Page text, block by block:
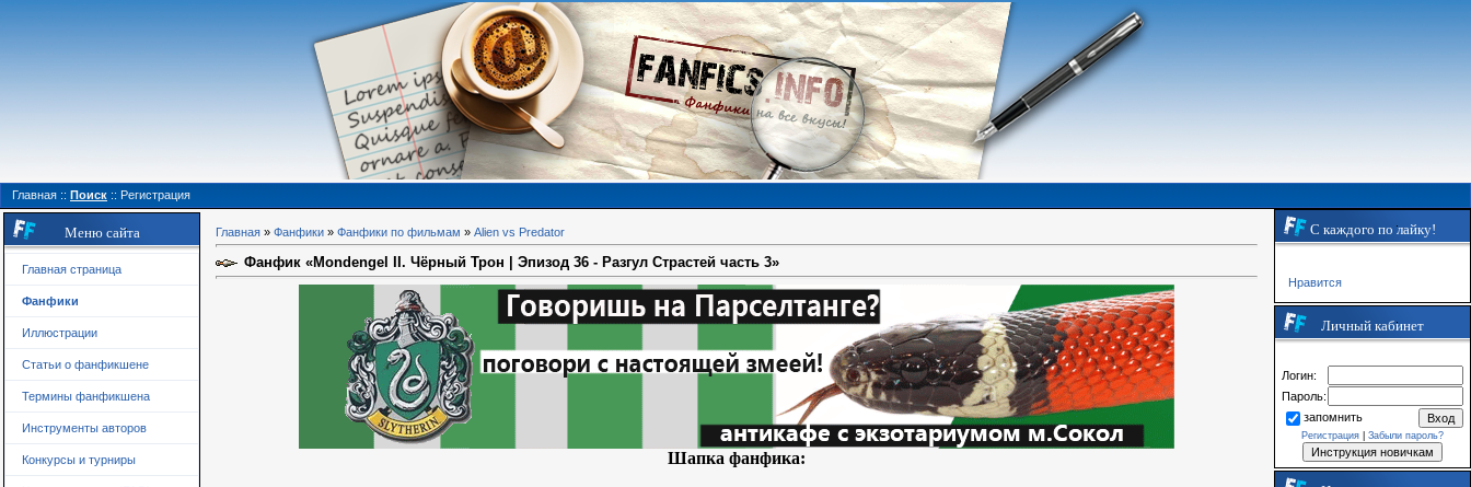
Главная :: Поиск :: Регистрация
Меню сайта
Главная страница
Фанфики
Иллюстрации
Статьи о фанфикшене
Термины фанфикшена
Инструменты авторов
Конкурсы и турниры
Главная » Фанфики » Фанфики по фильмам » Alien vs Predator
Фанфик «Mondengel II. Чёрный Трон | Эпизод 36 - Разгул Страстей часть 3»
Шапка фанфика:
С каждого по лайку!
Нравится
Личный кабинет
Логин:
Пароль:
запомнить
Регистрация Забыли пароль?